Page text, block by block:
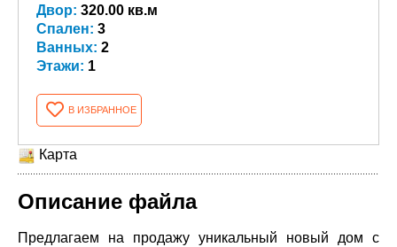
Двор: 320.00 кв.м
Спален: 3
Ванных: 2
Этажи: 1
В ИЗБРАННОЕ
Карта
Описание файла
Предлагаем на продажу уникальный новый дом с